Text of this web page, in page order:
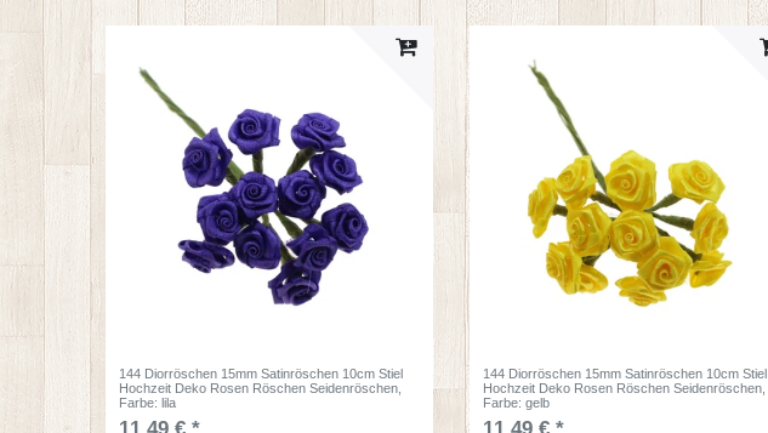
144 Diorröschen 15mm Satinröschen 10cm Stiel
Hochzeit Deko Rosen Röschen Seidenröschen
Farbe: lila
144 Diorröschen 15mm Satinröschen 10cm Stiel
Hochzeit Deko Rosen Röschen Seidenröschen
Farbe: gelb